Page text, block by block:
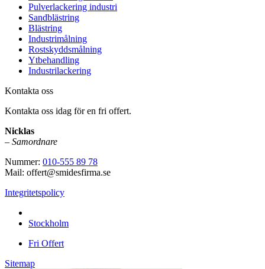
Pulverlackering industri
Sandblästring
Blästring
Industrimålning
Rostskyddsmålning
Ytbehandling
Industrilackering
Kontakta oss
Kontakta oss idag för en fri offert.
Nicklas
– Samordnare
Nummer: 010-555 89 78
Mail: offert@smidesfirma.se
Integritetspolicy
Stockholm
Fri Offert
Sitemap